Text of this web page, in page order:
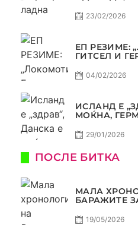
23/02/2026
ЕП РЕЗИМЕ:
ГИТСЕЛ И
04/02/2026
ИСЛАНД Е
МОЌНА,
29/01/2026
ПОСЛЕ БИТКА
МАЛА
БАРАЖИТЕ
19/05/2026